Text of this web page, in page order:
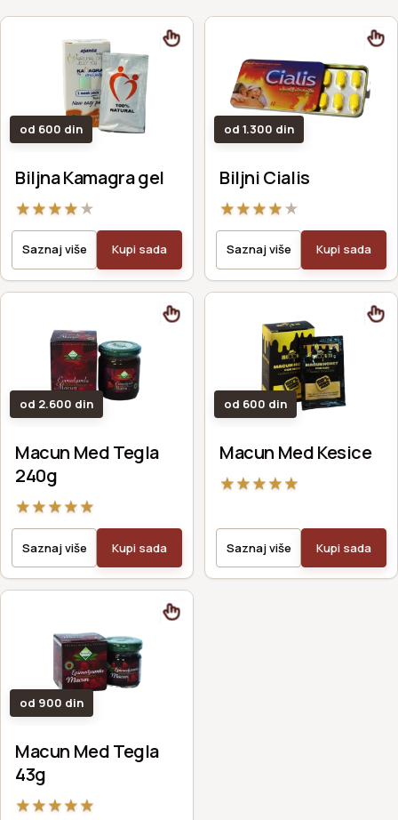
od 600 din
Biljna Kamagra gel
★★★★★
Saznaj više Kupi sada
od 1.300 din
Biljni Cialis
★★★★★
Saznaj više Kupi sada
od 2.600 din
Macun Med Tegla
240g
★★★★★
Saznaj više Kupi sada
od 600 din
Macun Med Kesice
★★★★★
Saznaj više Kupi sada
od 900 din
Macun Med Tegla
43g
★★★★★